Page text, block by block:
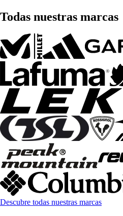
Todas nuestras marcas
Descubre todas nuestras marcas